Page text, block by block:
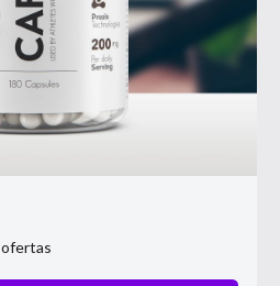
ofertas